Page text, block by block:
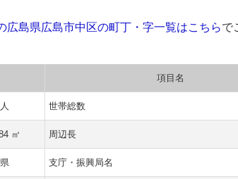
広島県広島市中区の町丁・字一覧はこちらで
項目名
世帯総数
㎡ 周辺長
支庁・振興局名